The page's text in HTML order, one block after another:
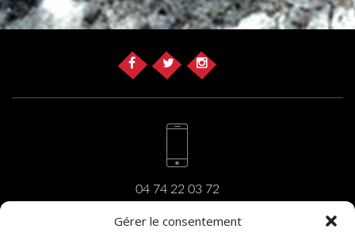
Gérer le consentement
04 74 22 03 72